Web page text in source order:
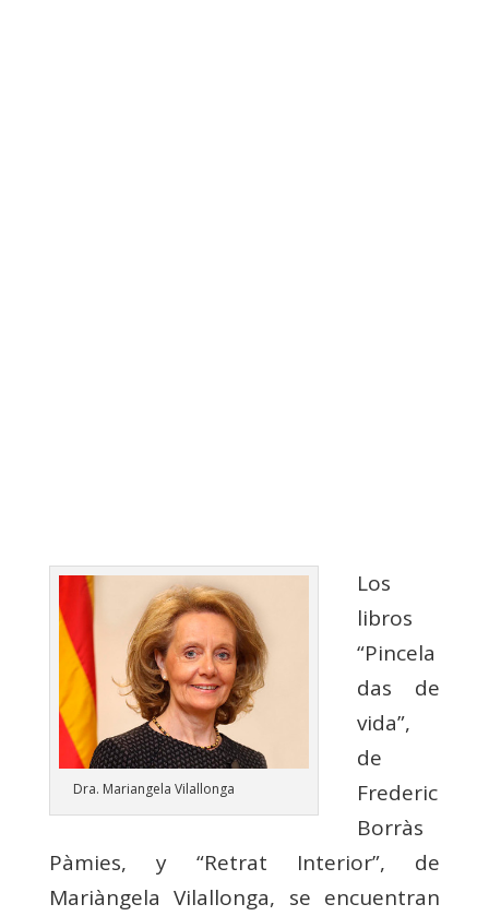
Dra. Mariangela Vilallonga
Los
libros
“Pincela
das de
vida”,
de
Frederic
Borràs
Pàmies, y “Retrat Interior”, de
Mariàngela Vilallonga, se encuentran